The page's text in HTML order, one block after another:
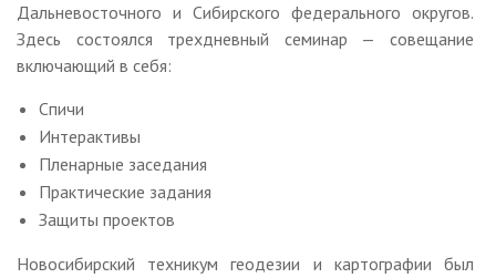
Дальневосточного и Сибирского федерального округов.
Здесь состоялся трехдневный семинар — совещание
включающий в себя:
Спичи
Интерактивы
Пленарные заседания
Практические задания
Защиты проектов
Новосибирский техникум геодезии и картографии был